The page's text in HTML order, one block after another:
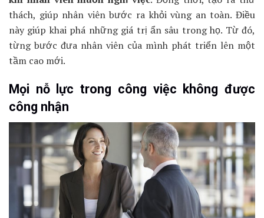
thách, giúp nhân viên bước ra khỏi vùng an toàn. Điều
này giúp khai phá những giá trị ẩn sâu trong họ. Từ đó,
từng bước đưa nhân viên của mình phát triển lên một
tầm cao mới.
Mọi nỗ lực trong công việc không được
công nhận